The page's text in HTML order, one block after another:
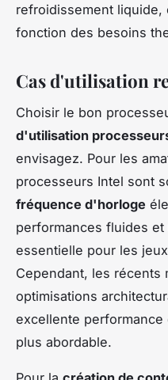
refroidissement
fonction des besoins
Cas d'utilisation
Choisir le bon
d'utilisation
envisagez. Pour les
processeurs Intel sont
fréquence d'horloge
performances fluides
essentielle pour les
Cependant, les récents
optimisations
excellente
plus abordable.